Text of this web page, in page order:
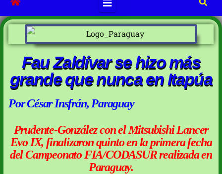
Fau Zaldívar se hizo más
grande que nunca en Itapúa
Por César Insfrán, Paraguay
Prudente-González con el Mitsubishi Lancer
Evo IX, finalizaron quinto en la primera fecha
del Campeonato FIA/CODASUR realizada en
Paraguay.